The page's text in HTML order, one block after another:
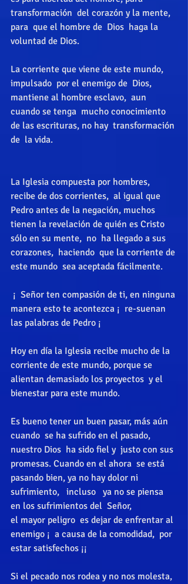
transformación  del corazón y la mente,
para  que el hombre de  Dios  haga la
voluntad de Dios.
La corriente que viene de este mundo,
impulsado  por el enemigo de  Dios,
mantiene al hombre esclavo,  aun
cuando se tenga  mucho conocimiento
de las escrituras, no hay  transformación
de  la vida.
La Iglesia compuesta por hombres,
recibe de dos corrientes,  al igual que
Pedro antes de la negación, muchos
tienen la revelación de quién es Cristo
sólo en su mente,  no  ha llegado a sus
corazones,  haciendo  que la corriente de
este mundo  sea aceptada fácilmente.
manera esto te acontezca ¡  re-suenan
las palabras de Pedro ¡
Hoy en día la Iglesia recibe mucho de la
corriente de este mundo, porque se
alientan demasiado los proyectos  y el
bienestar para este mundo.
Es bueno tener un buen pasar, más aún
cuando  se ha sufrido en el pasado,
nuestro Dios  ha sido fiel y  justo con sus
promesas. Cuando en el ahora  se está
pasando bien, ya no hay dolor ni
sufrimiento,   incluso   ya no se piensa
en los sufrimientos del  Señor,
el mayor peligro  es dejar de enfrentar al
enemigo ¡  a causa de la comodidad,  por
estar satisfechos ¡¡
Si el pecado nos rodea y no nos molesta,